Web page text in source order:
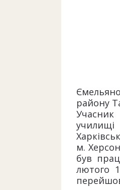
району
Учасник
училищі
м.
був
лютого